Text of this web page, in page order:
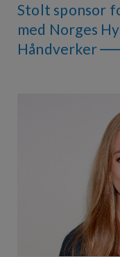
Stolt sponsor
med Norges
Håndverker